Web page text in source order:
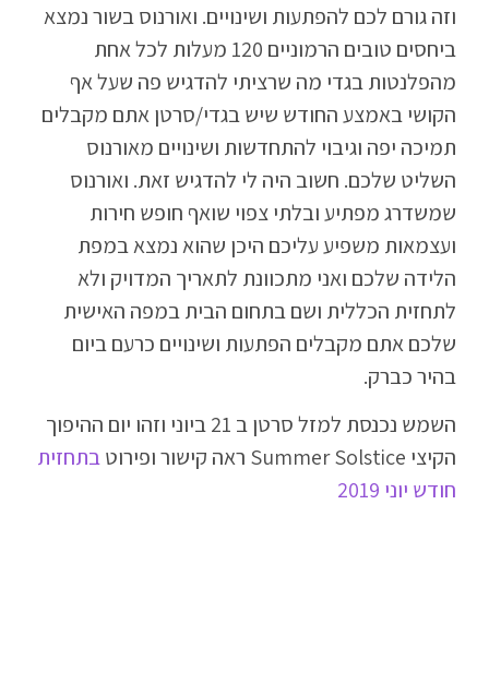
וזה גורם לכם להפתעות ושינויים. ואורנוס בשור נמצא
ביחסים טובים הרמוניים 120 מעלות לכל אחת
מהפלנטות בגדי מה שרציתי להדגיש פה שעל אף
הקושי באמצע החודש שיש בגדי/סרטן אתם מקבלים
תמיכה יפה וגיבוי להתחדשות ושינויים מאורנוס
השליט שלכם. חשוב היה לי להדגיש זאת. ואורנוס
שמשדרג מפתיע ובלתי צפוי שואף חופש חירות
ועצמאות משפיע עליכם היכן שהוא נמצא במפת
הלידה שלכם ואני מתכוונת לתאריך המדויק ולא
לתחזית הכללית ושם בתחום הבית במפה האישית
שלכם אתם מקבלים הפתעות ושינויים כרעם ביום
בהיר כברק.
השמש נכנסת למזל סרטן ב 21 ביוני וזהו יום ההיפוך
הקיצי Summer Solstice ראה קישור ופירוט
בתחזית
חודש יוני 2019